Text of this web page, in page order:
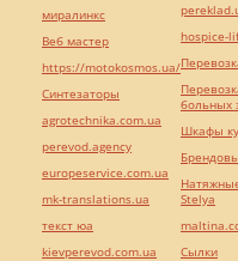
миралинкс
Веб мастер
https://motokosmos.ua/
Синтезаторы
agrotechnika.com.ua
perevod.agency
europeservice.com.ua
mk-translations.ua
текст юа
kievperevod.com.ua
hospice-
больных
Шкафы
Stelya
Cылки